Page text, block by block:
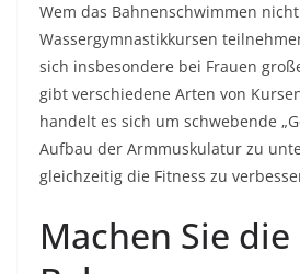
Wem das Bahnenschwimmen
Wassergymnastikkursen
sich insbesondere bei Frauen
gibt verschiedene Arten von
handelt es sich um schwebende
Aufbau der Armmuskulatur zu
gleichzeitig die Fitness zu
Machen Sie